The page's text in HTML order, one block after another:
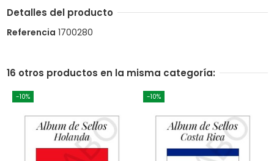
Detalles del producto
Referencia 1700280
16 otros productos en la misma categoría:
-10% -10%